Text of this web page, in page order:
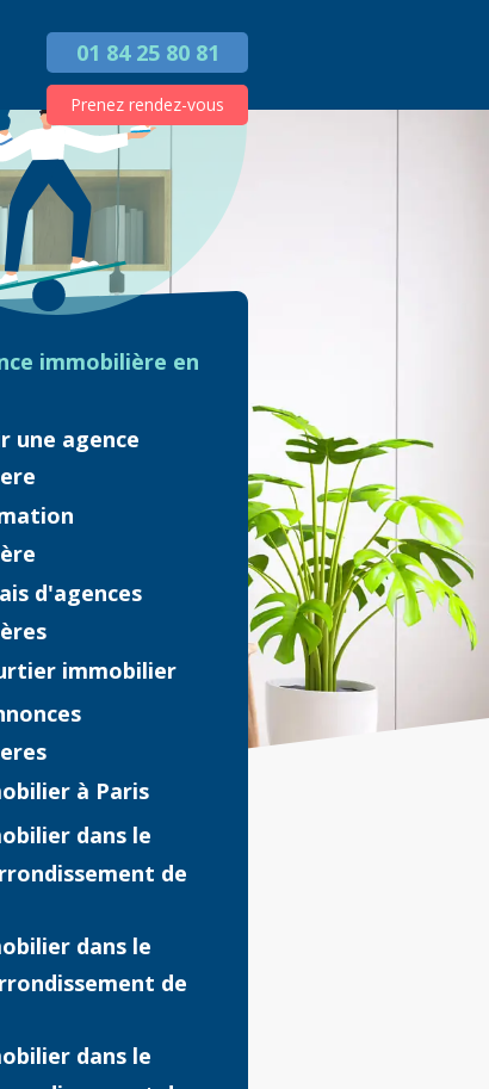
01 84 25 80 81
Prenez rendez-vous
immobilière en
une agence
d'agences
immobilier
à Paris
dans le
de
dans le
de
dans le